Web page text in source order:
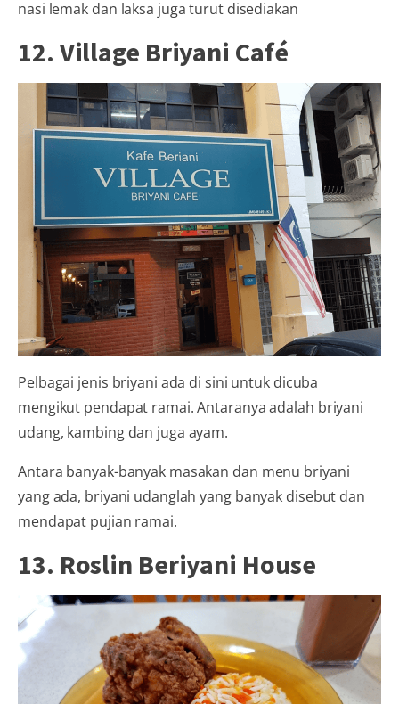
nasi lemak dan laksa juga turut disediakan
12. Village Briyani Café
Pelbagai jenis briyani ada di sini untuk dicuba
mengikut pendapat ramai. Antaranya adalah briyani
udang, kambing dan juga ayam.
Antara banyak-banyak masakan dan menu briyani
yang ada, briyani udanglah yang banyak disebut dan
mendapat pujian ramai.
13. Roslin Beriyani House